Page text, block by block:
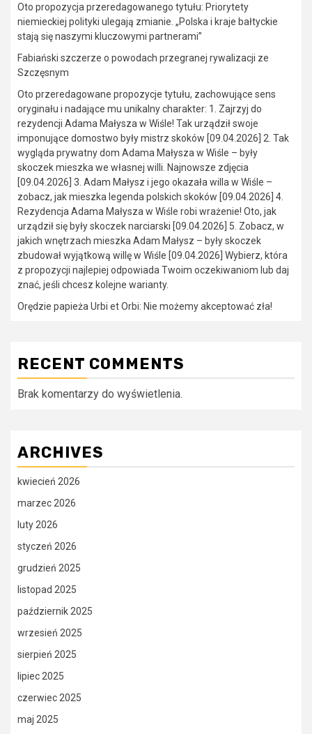
Oto propozycja przeredagowanego tytułu: Priorytety
niemieckiej polityki ulegają zmianie. „Polska i kraje bałtyckie
stają się naszymi kluczowymi partnerami”
Fabiański szczerze o powodach przegranej rywalizacji ze
Szczęsnym
Oto przeredagowane propozycje tytułu, zachowujące sens
oryginału i nadające mu unikalny charakter: 1. Zajrzyj do
rezydencji Adama Małysza w Wiśle! Tak urządził swoje
imponujące domostwo były mistrz skoków [09.04.2026] 2. Tak
wygląda prywatny dom Adama Małysza w Wiśle – były
skoczek mieszka we własnej willi. Najnowsze zdjęcia
[09.04.2026] 3. Adam Małysz i jego okazała willa w Wiśle –
zobacz, jak mieszka legenda polskich skoków [09.04.2026] 4.
Rezydencja Adama Małysza w Wiśle robi wrażenie! Oto, jak
urządził się były skoczek narciarski [09.04.2026] 5. Zobacz, w
jakich wnętrzach mieszka Adam Małysz – były skoczek
zbudował wyjątkową willę w Wiśle [09.04.2026] Wybierz, która
z propozycji najlepiej odpowiada Twoim oczekiwaniom lub daj
znać, jeśli chcesz kolejne warianty.
Orędzie papieża Urbi et Orbi: Nie możemy akceptować zła!
RECENT COMMENTS
Brak komentarzy do wyświetlenia.
ARCHIVES
kwiecień 2026
marzec 2026
luty 2026
styczeń 2026
grudzień 2025
listopad 2025
październik 2025
wrzesień 2025
sierpień 2025
lipiec 2025
czerwiec 2025
maj 2025